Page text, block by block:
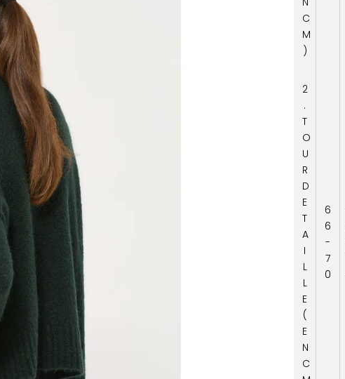
C
M
)
2
.
T
O
U
R
D
E
T
A
I
L
L
E
(
E
N
C
6
6
-
7
0